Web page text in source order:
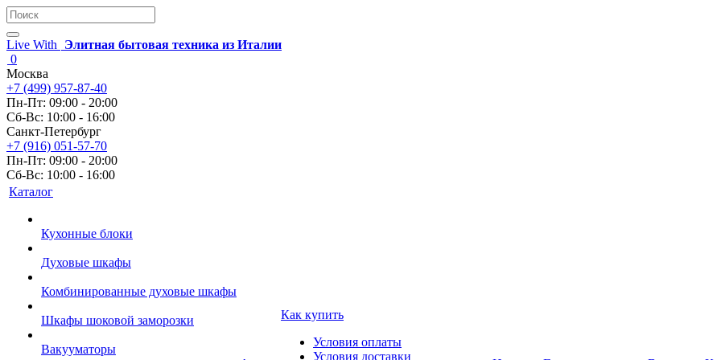
Live With
Элитная бытовая техника из Италии
0
Москва
+7 (499) 957-87-40
Пн-Пт: 09:00 - 20:00
Сб-Вс: 10:00 - 16:00
Санкт-Петербург
+7 (916) 051-57-70
Пн-Пт: 09:00 - 20:00
Сб-Вс: 10:00 - 16:00
Каталог
Кухонные блоки
Духовые шкафы
Комбинированные духовые шкафы
Шкафы шоковой заморозки
Вакууматоры
Как купить
Условия оплаты
Условия доставки